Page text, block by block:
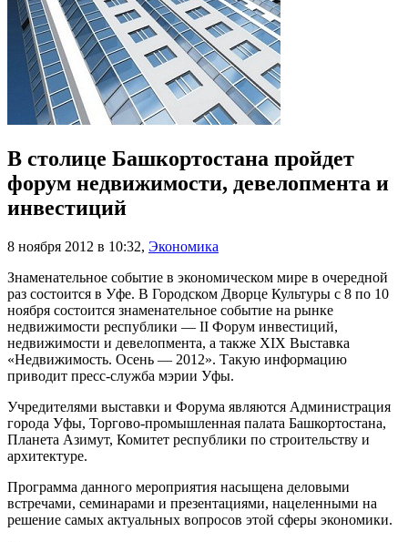
В столице Башкортостана пройдет
форум недвижимости, девелопмента и
инвестиций
8 ноября 2012 в 10:32, Экономика
Знаменательное событие в экономическом мире в очередной
раз состоится в Уфе. В Городском Дворце Культуры с 8 по 10
ноября состоится знаменательное событие на рынке
недвижимости республики — II Форум инвестиций,
недвижимости и девелопмента, а также XIX Выставка
«Недвижимость. Осень — 2012». Такую информацию
приводит пресс-служба мэрии Уфы.
Учредителями выставки и Форума являются Администрация
города Уфы, Торгово-промышленная палата Башкортостана,
Планета Азимут, Комитет республики по строительству и
архитектуре.
Программа данного мероприятия насыщена деловыми
встречами, семинарами и презентациями, нацеленными на
решение самых актуальных вопросов этой сферы экономики.